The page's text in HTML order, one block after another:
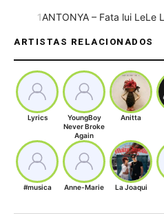
1ANTONYA – Fata lui LeLe
ARTISTAS RELACIONADOS
Lyrics
YoungBoy
Never Broke
Again
Anitta
#musica Anne-Marie La Joaqui